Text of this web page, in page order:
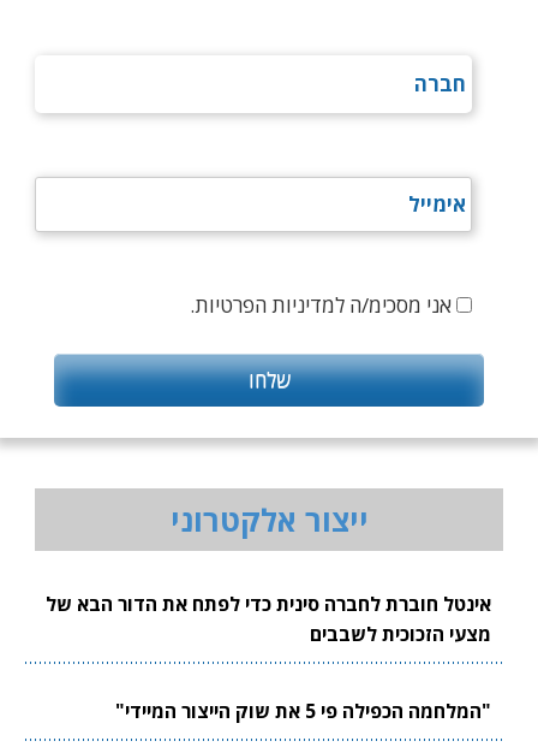
אני מסכימ/ה למדיניות הפרטיות.
ייצור אלקטרוני
אינטל חוברת לחברה סינית כדי לפתח את הדור הבא של
מצעי הזכוכית לשבבים
"המלחמה הכפילה פי 5 את שוק הייצור המיידי"